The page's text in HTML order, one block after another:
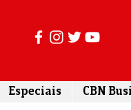
Especiais CBN